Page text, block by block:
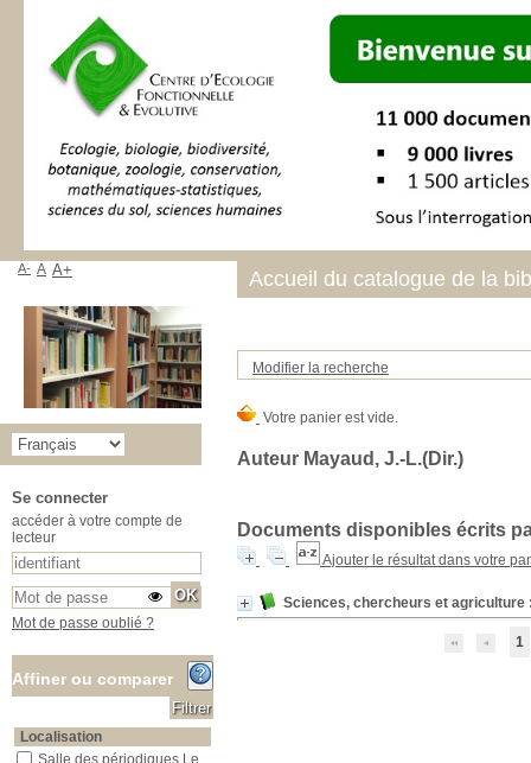
Modifier la recherche
Auteur Mayaud, J.-L.(Dir.)
Documents disponibles écrits
Ajouter le résultat dans votre
Sciences, chercheurs et agriculture
1
Accueil du catalogue de la
A- A A+
Se connecter
accéder à votre compte de
lecteur
Mot de passe oublié ?
Affiner ou comparer
Localisation
Salle des périodiques Le Houérou
Salle des périodiques Le